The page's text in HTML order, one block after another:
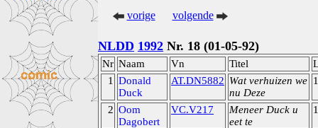
vorige volgende
NLDD 1992 Nr. 18 (01-05-92)
Nr Naam Vn Titel
1
Donald
Duck
AT.DN5882 Wat verhuizen we
nu Deze
2 Oom
Dagobert
VC.V217
Meneer Duck u
eet te